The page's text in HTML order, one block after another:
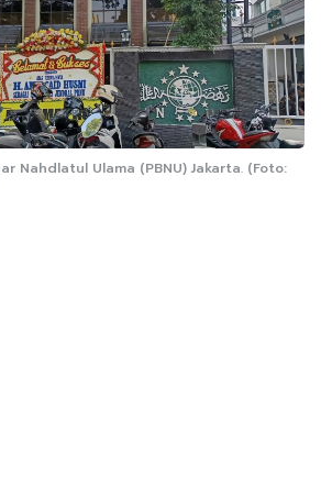
Nahdlatul Ulama (PBNU) Jakarta. (Foto: